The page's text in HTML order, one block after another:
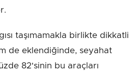
taşımamakla birlikte dikkatli
de eklendiğinde, seyahat
82'sinin bu araçları